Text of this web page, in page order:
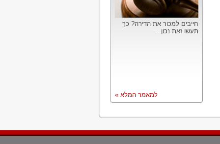
חייבים למכור את הדירה? כך
תעשו זאת נכון...
למאמר המלא »